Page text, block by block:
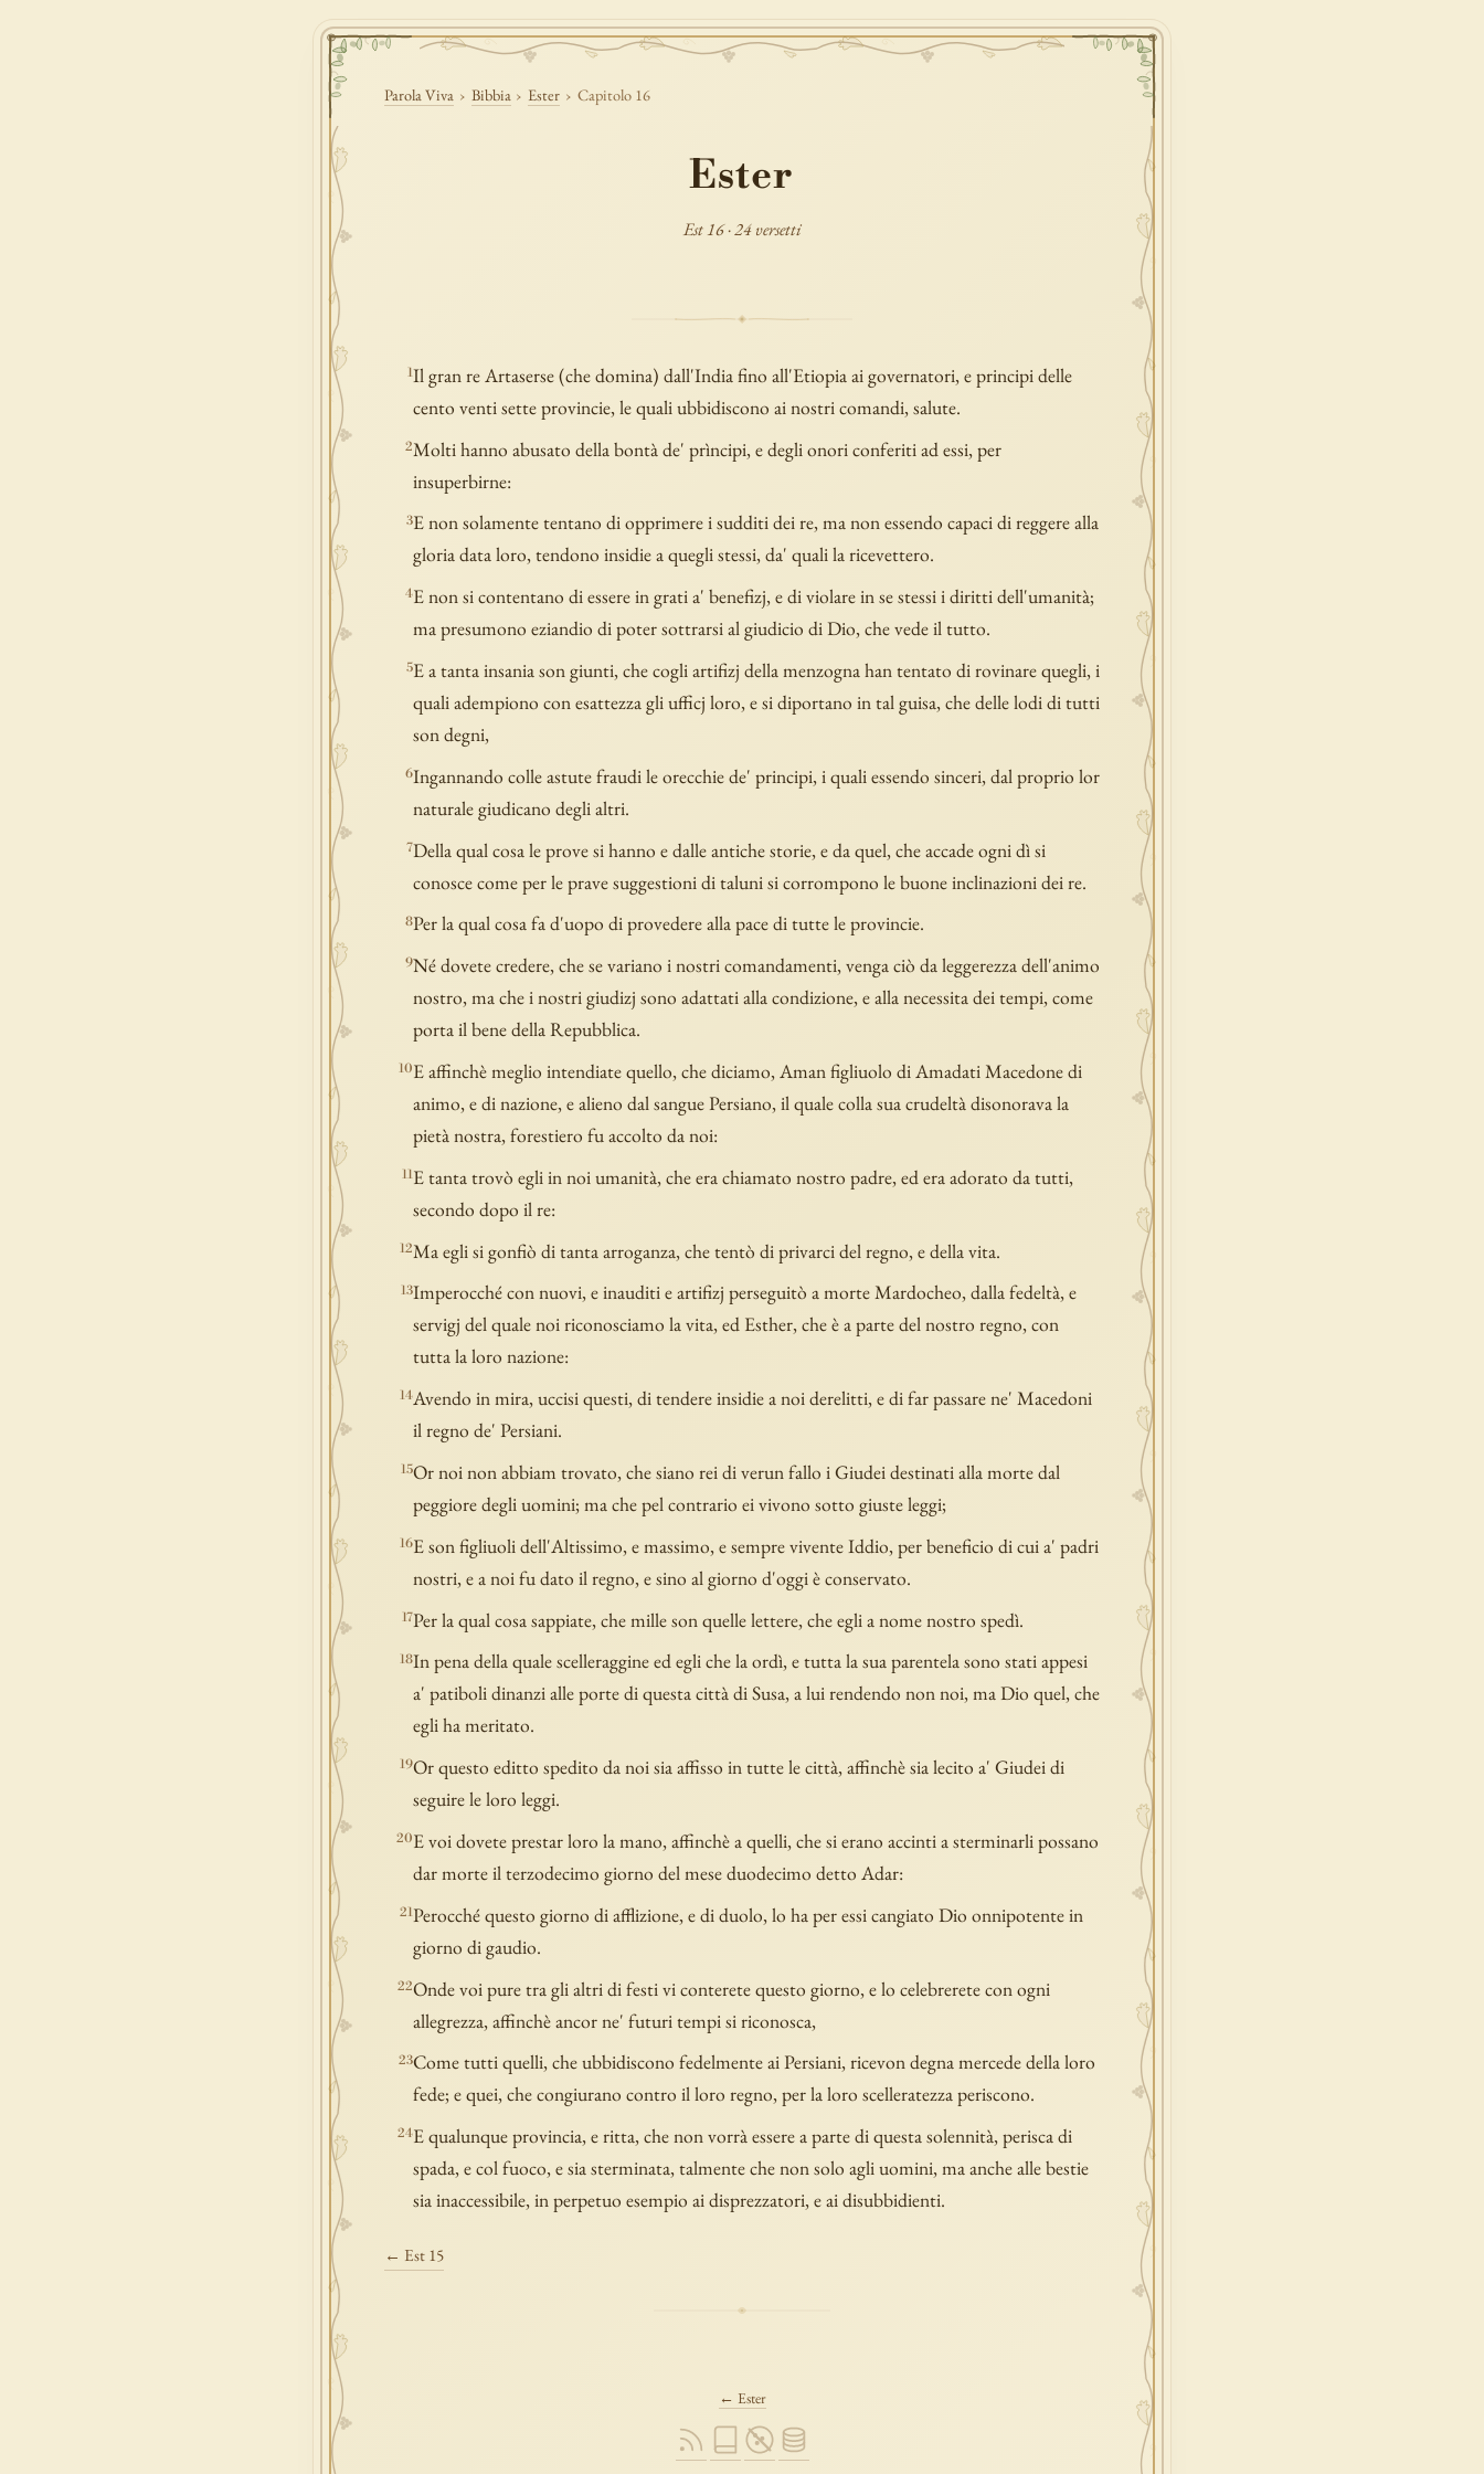
Parola Viva › Bibbia › Ester › Capitolo 16
Ester
Est 16 · 24 versetti
1Il gran re Artaserse (che domina) dall'India fino all'Etiopia ai governatori, e principi delle
cento venti sette provincie, le quali ubbidiscono ai nostri comandi, salute.
2Molti hanno abusato della bontà de' prìncipi, e degli onori conferiti ad essi, per
insuperbirne:
3E non solamente tentano di opprimere i sudditi dei re, ma non essendo capaci di reggere alla
gloria data loro, tendono insidie a quegli stessi, da' quali la ricevettero.
4E non si contentano di essere in grati a' benefizj, e di violare in se stessi i diritti dell'umanità;
ma presumono eziandio di poter sottrarsi al giudicio di Dio, che vede il tutto.
5E a tanta insania son giunti, che cogli artifizj della menzogna han tentato di rovinare quegli, i
quali adempiono con esattezza gli ufficj loro, e si diportano in tal guisa, che delle lodi di tutti
son degni,
6Ingannando colle astute fraudi le orecchie de' principi, i quali essendo sinceri, dal proprio lor
naturale giudicano degli altri.
7Della qual cosa le prove si hanno e dalle antiche storie, e da quel, che accade ogni dì si
conosce come per le prave suggestioni di taluni si corrompono le buone inclinazioni dei re.
8Per la qual cosa fa d'uopo di provedere alla pace di tutte le provincie.
9Né dovete credere, che se variano i nostri comandamenti, venga ciò da leggerezza dell'animo
nostro, ma che i nostri giudizj sono adattati alla condizione, e alla necessita dei tempi, come
porta il bene della Repubblica.
10E affinchè meglio intendiate quello, che diciamo, Aman figliuolo di Amadati Macedone di
animo, e di nazione, e alieno dal sangue Persiano, il quale colla sua crudeltà disonorava la
pietà nostra, forestiero fu accolto da noi:
11E tanta trovò egli in noi umanità, che era chiamato nostro padre, ed era adorato da tutti,
secondo dopo il re:
12Ma egli si gonfiò di tanta arroganza, che tentò di privarci del regno, e della vita.
13Imperocché con nuovi, e inauditi e artifizj perseguitò a morte Mardocheo, dalla fedeltà, e
servigj del quale noi riconosciamo la vita, ed Esther, che è a parte del nostro regno, con
tutta la loro nazione:
14Avendo in mira, uccisi questi, di tendere insidie a noi derelitti, e di far passare ne' Macedoni
il regno de' Persiani.
15Or noi non abbiam trovato, che siano rei di verun fallo i Giudei destinati alla morte dal
peggiore degli uomini; ma che pel contrario ei vivono sotto giuste leggi;
16E son figliuoli dell'Altissimo, e massimo, e sempre vivente Iddio, per beneficio di cui a' padri
nostri, e a noi fu dato il regno, e sino al giorno d'oggi è conservato.
17Per la qual cosa sappiate, che mille son quelle lettere, che egli a nome nostro spedì.
18In pena della quale scelleraggine ed egli che la ordì, e tutta la sua parentela sono stati appesi
a' patiboli dinanzi alle porte di questa città di Susa, a lui rendendo non noi, ma Dio quel, che
egli ha meritato.
19Or questo editto spedito da noi sia affisso in tutte le città, affinchè sia lecito a' Giudei di
seguire le loro leggi.
20E voi dovete prestar loro la mano, affinchè a quelli, che si erano accinti a sterminarli possano
dar morte il terzodecimo giorno del mese duodecimo detto Adar:
21Perocché questo giorno di afflizione, e di duolo, lo ha per essi cangiato Dio onnipotente in
giorno di gaudio.
22Onde voi pure tra gli altri di festi vi conterete questo giorno, e lo celebrerete con ogni
allegrezza, affinchè ancor ne' futuri tempi si riconosca,
23Come tutti quelli, che ubbidiscono fedelmente ai Persiani, ricevon degna mercede della loro
fede; e quei, che congiurano contro il loro regno, per la loro scelleratezza periscono.
24E qualunque provincia, e ritta, che non vorrà essere a parte di questa solennità, perisca di
spada, e col fuoco, e sia sterminata, talmente che non solo agli uomini, ma anche alle bestie
sia inaccessibile, in perpetuo esempio ai disprezzatori, e ai disubbidienti.
← Est 15
← Ester